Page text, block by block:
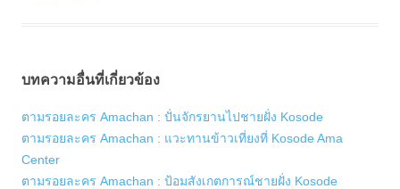
บทความอื่นที่เกี่ยวข้อง
ตามรอยละคร Amachan : ปั่นจักรยานไปชายฝั่ง Kosode
ตามรอยละคร Amachan : แวะทานข้าวเที่ยงที่ Kosode Ama
Center
ตามรอยละคร Amachan : ป้อมสังเกตการณ์ชายฝั่ง Kosode